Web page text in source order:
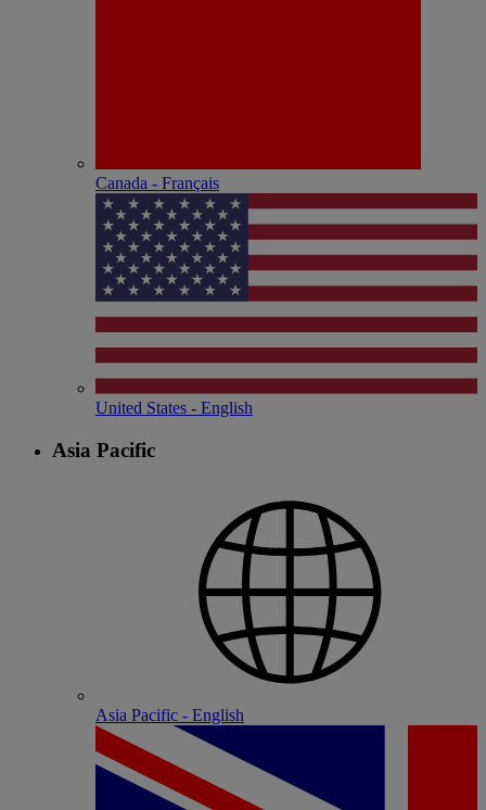
Canada - Français
United States - English
Asia Pacific
Asia Pacific - English